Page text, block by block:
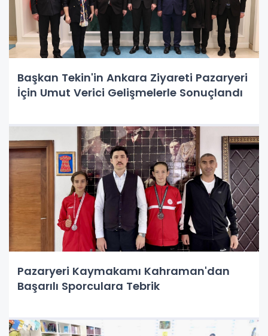
Başkan Tekin'in Ankara Ziyareti Pazaryeri
İçin Umut Verici Gelişmelerle Sonuçlandı
Pazaryeri Kaymakamı Kahraman'dan
Başarılı Sporculara Tebrik